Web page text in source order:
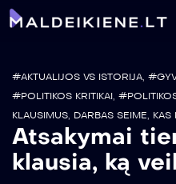
#AKTUALIJOS VS ISTORIJA,
#POLITIKOS KRITIKAI,
KLAUSIMUS, DARBAS SEIME, KAS
Atsakymai
klausia, ką